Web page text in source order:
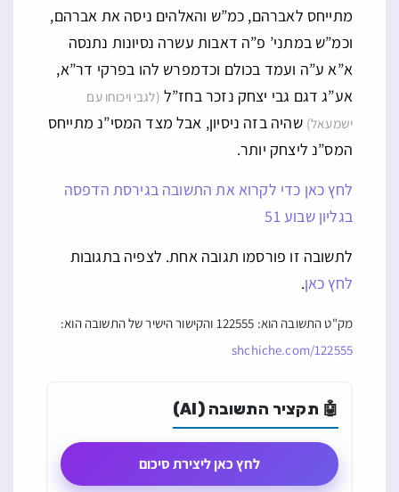
מתייחס לאברהם, כמ”ש והאלהים ניסה את אברהם,
וכמ”ש במתני’ פ”ה דאבות עשרה נסיונות נתנסה
א”א ע”ה ועמד בכולם וכדמפרש להו בפרקי דר”א,
אע”ג דגם גבי יצחק נזכר בחז”ל (לגבי ויכוחו עם
ישמעאל) שהיה בזה ניסיון, אבל מצד המסי”נ מתייחס
המס”נ ליצחק יותר.
לחץ כאן כדי לקרוא את התשובה בגירסת הדפסה
בגליון שבוע 51
לתשובה זו פורסמו תגובה אחת. לצפיה בתגובות
לחץ כאן.
מק"ט התשובה הוא: 122555 והקישור הישיר של התשובה הוא:
shchiche.com/122555
🤖 תקציר התשובה (AI)
לחץ כאן ליצירת סיכום